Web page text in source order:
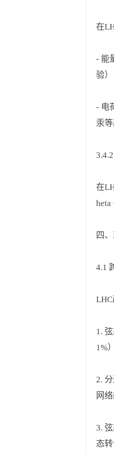
在
- 能
验）
- 电
汞
在
四
4.1
1.
1%
2.
网
3.
态转